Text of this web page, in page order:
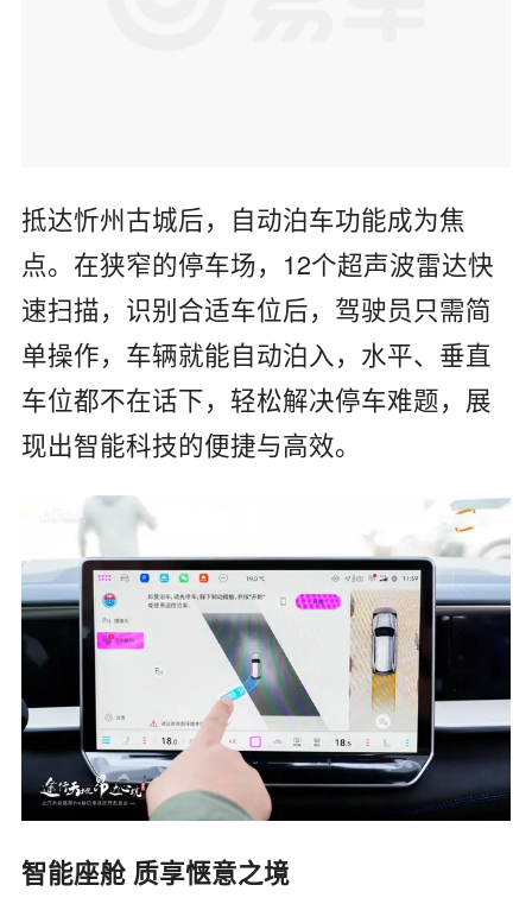
抵达忻州古城后，自动泊车功能成为焦
点。在狭窄的停车场，12个超声波雷达快
速扫描，识别合适车位后，驾驶员只需简
单操作，车辆就能自动泊入，水平、垂直
车位都不在话下，轻松解决停车难题，展
现出智能科技的便捷与高效。
智能座舱 质享惬意之境